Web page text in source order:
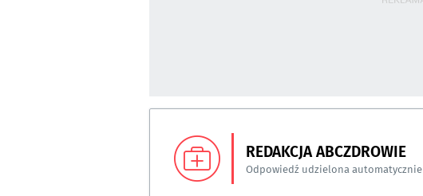
REDAKCJA ABCZDROWIE
Odpowiedź udzielona automatycznie